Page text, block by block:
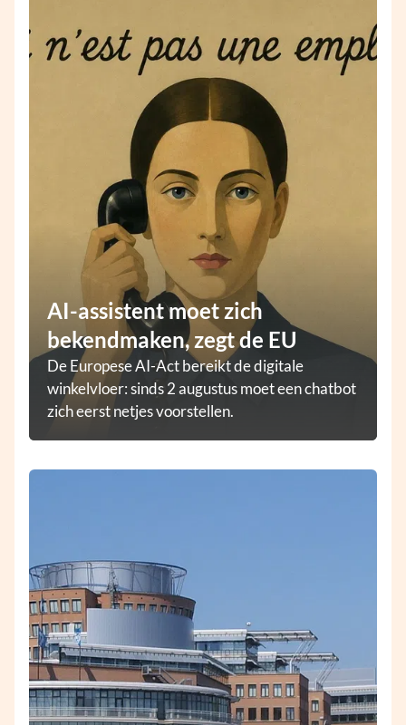
AI-assistent moet zich
bekendmaken, zegt de EU
De Europese AI-Act bereikt de digitale
winkelvloer: sinds 2 augustus moet een chatbot
zich eerst netjes voorstellen.